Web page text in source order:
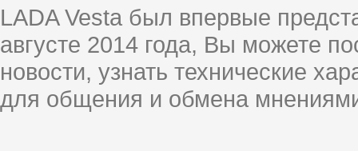
LADA Vesta был впервые
августе 2014 года, Вы можете
новости, узнать технические
для общения и обмена